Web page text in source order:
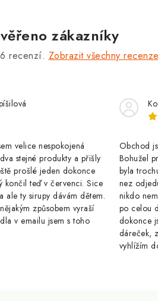
zákazníky
recenzí. Zobrazit všechny recenze
velice nespokojená
stejné produkty a přišly
prošlé jeden dokonce
končil teď v červenci. Sice
ale ty sirupy dávám dětem.
způsobem vyraší
v emailu jsem s toho
Obchod
Bohužel
byla
nez
nikdo
po celou
dokonce
dáreček,
vyhlížím